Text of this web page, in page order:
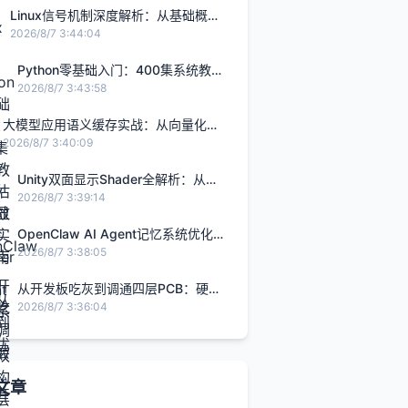
Linux信号机制深度解析：从基础概念
到实战避坑指南
2026/8/7 3:44:04
Python零基础入门：400集系统教程
评估与高效学习实践指南
2026/8/7 3:43:58
大模型应用语义缓存实战：从向量化到
智能融合，降低API成本与延迟
2026/8/7 3:40:09
Unity双面显示Shader全解析：从原
理到实战优化
2026/8/7 3:39:14
OpenClaw AI Agent记忆系统优化：
双层架构与三层防御实战指南
2026/8/7 3:38:05
从开发板吃灰到调通四层PCB：硬件
开发实战入门与进阶指南
2026/8/7 3:36:04
章